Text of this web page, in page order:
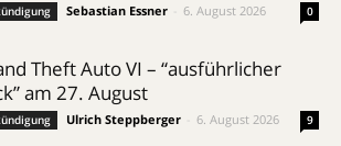
Sebastian Essner 6. August 2026 0
Theft Auto VI – “ausführlicher
am 27. August
Ulrich Steppberger 6. August 2026 9